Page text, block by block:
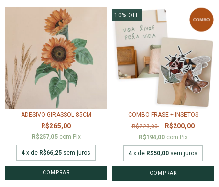
ADESIVO GIRASSOL 85CM
R$265,00
R$257,05 com Pix
4 x de R$66,25 sem juros
10% OFF
COMBO FRASE + INSETOS
R$223,00
R$200,00
R$194,00 com Pix
4 x de R$50,00 sem juros